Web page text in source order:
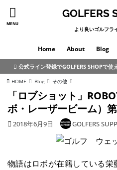
MENU
GOLFERS
より良いゴルフラ
Home About Blog
公式ライン登録でGOLFERS SHOPで使
HOME Blog その他
「ロブショット」
ボ・レーザービーム）
2018年6月9日 GOLFERS
物語はロボが在籍している